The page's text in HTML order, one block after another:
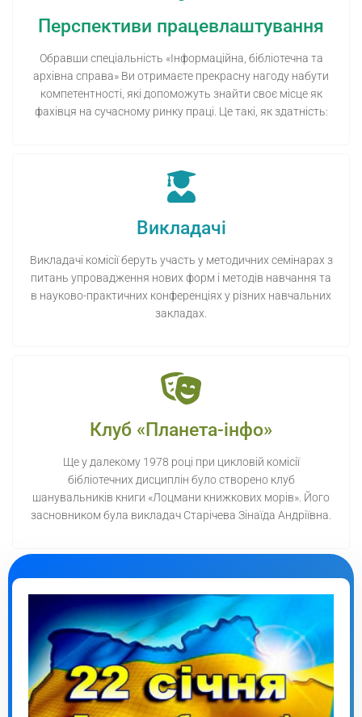
Перспективи працевлаштування
Обравши спеціальність «Інформаційна, бібліотечна та
архівна справа» Ви отримаєте прекрасну нагоду набути
компетентності, які допоможуть знайти своє місце як
фахівця на сучасному ринку праці. Це такі, як здатність:
Викладачі
Викладачі комісії беруть участь у методичних семінарах з
питань упровадження нових форм і методів навчання та
в науково-практичних конференціях у різних навчальних
закладах.
Клуб «Планета-інфо»
Ще у далекому 1978 році при цикловій комісії
бібліотечних дисциплін було створено клуб
шанувальників книги «Лоцмани книжкових морів». Його
засновником була викладач Старічева Зінаїда Андріївна.